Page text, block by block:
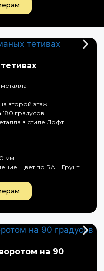
второй этаж
градусов
в стиле Лофт
мм
Цвет по RAL. Грунт
на 90